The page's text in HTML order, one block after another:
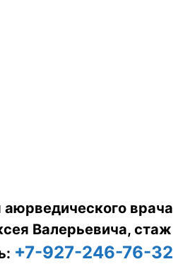
аюрведического врача
Валерьевича, стаж
+7-927-246-76-32